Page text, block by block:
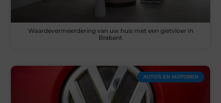
Waardevermeerdering van uw huis met een gietvloer in
Brabant
AUTO’S EN MOTOREN